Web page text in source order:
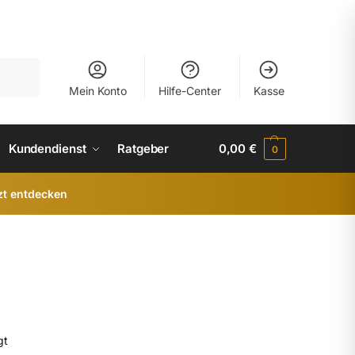
Mein Konto Hilfe-Center Kasse
Kundendienst Ratgeber 0,00€ 0
entdecken